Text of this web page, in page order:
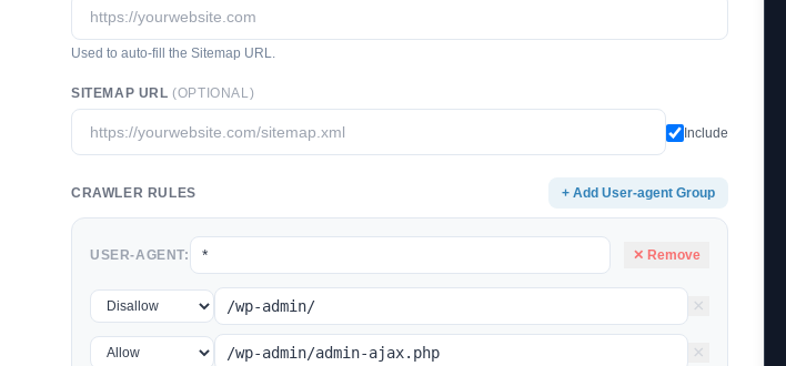
Used to auto-fill the Sitemap URL.
SITEMAP URL (OPTIONAL)
Include
CRAWLER RULES + Add User-agent Group
USER-AGENT: ✕ Remove
×
×